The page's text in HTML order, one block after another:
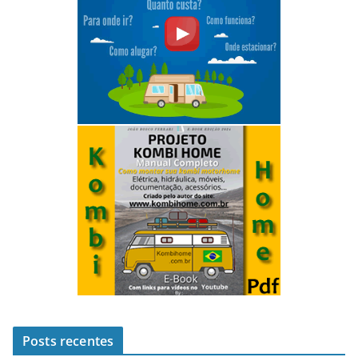
Posts recentes